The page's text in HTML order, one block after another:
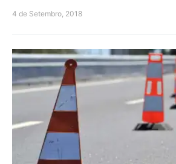
4 de Setembro, 2018